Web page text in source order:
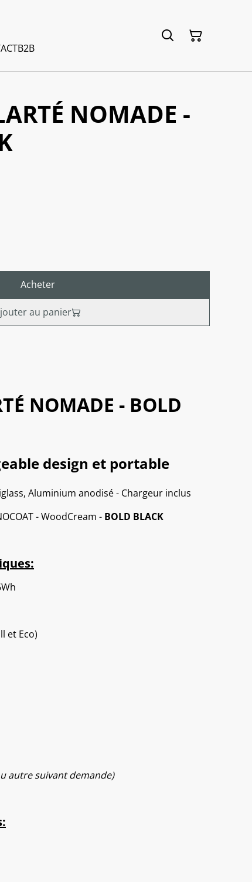
B2B
NOMADE -
Acheter
au panier
NOMADE - BOLD
design et portable
Aluminium anodisé - Chargeur inclus
- WoodCream - BOLD BLACK
et Eco)
autre suivant demande)